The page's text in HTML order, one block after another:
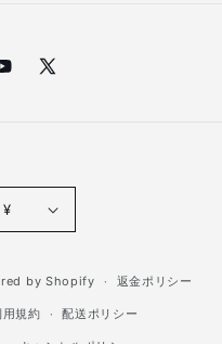
X
日本 | JPY ¥
by Shopify 返金ポリシー
用規約 配送ポリシー